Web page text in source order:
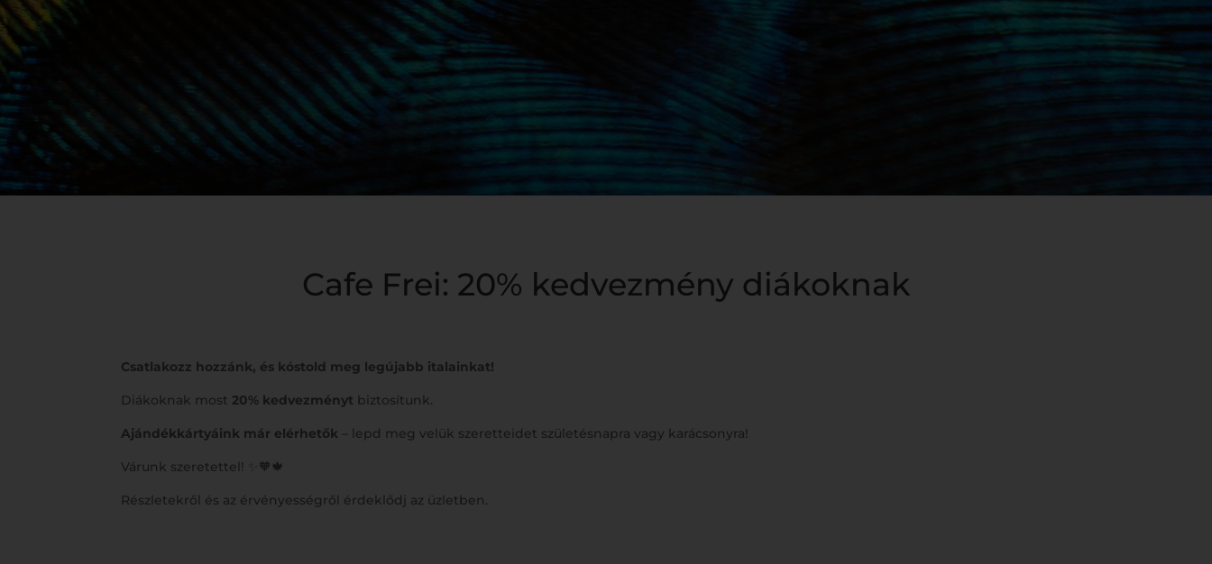
Cafe Frei: 20% kedvezmény diákoknak
Csatlakozz hozzánk, és kóstold meg legújabb italainkat!
Diákoknak most 20% kedvezményt biztosítunk.
Ajándékkártyáink már elérhetők – lepd meg velük szeretteidet születésnapra vagy karácsonyra!
Várunk szeretettel! ✨🧡🍁
Részletekről és az érvényességről érdeklődj az üzletben.